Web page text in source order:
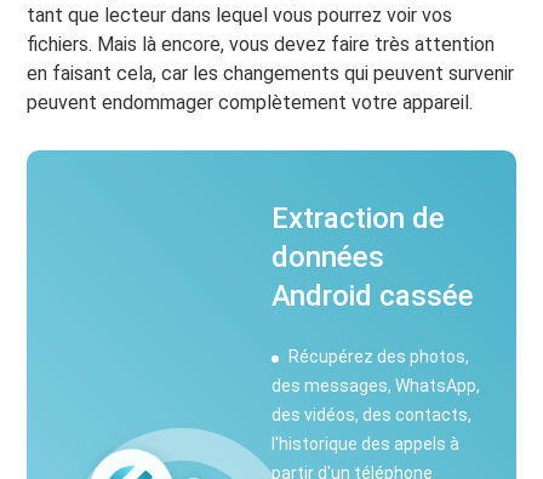
tant que lecteur dans lequel vous pourrez voir vos
fichiers. Mais là encore, vous devez faire très attention
en faisant cela, car les changements qui peuvent survenir
peuvent endommager complètement votre appareil.
Extraction de
données
Android cassée
Récupérez des photos,
des messages, WhatsApp,
des vidéos, des contacts,
l'historique des appels à
partir d'un téléphone